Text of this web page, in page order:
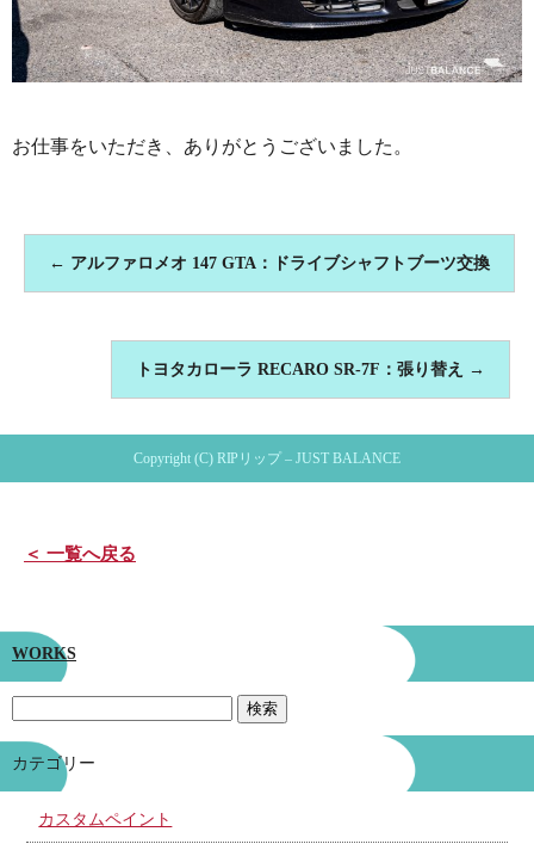
お仕事をいただき、ありがとうございました。
← アルファロメオ 147 GTA：ドライブシャフトブーツ交換
トヨタカローラ RECARO SR-7F：張り替え →
Copyright (C) RIPリップ – JUST BALANCE
＜ 一覧へ戻る
WORKS
カテゴリー
カスタムペイント